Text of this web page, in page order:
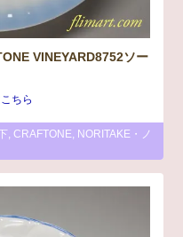
VINEYARD8752ソー
ちら
,CRAFTONE
NORITAKE・ノ